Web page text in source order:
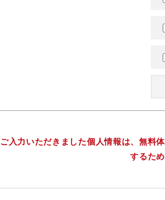
ご入力いただきました個人情報は、無料
するた